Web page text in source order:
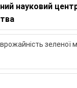
науковий
зеленої